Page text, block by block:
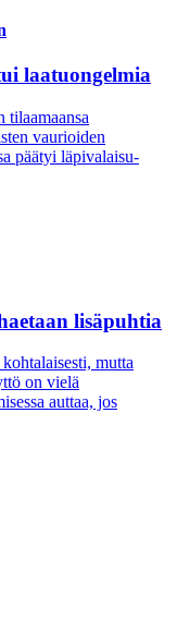
laatuongelmia
tilaamaansa
vaurioiden
päätyi läpivalaisu­
lisäpuhtia
mutta
on vielä
auttaa, jos